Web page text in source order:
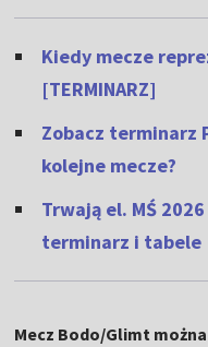
Kiedy mecze
[TERMINARZ]
Zobacz terminarz
kolejne mecze?
Trwają el. MŚ
terminarz i tabele
Mecz Bodo/Glimt